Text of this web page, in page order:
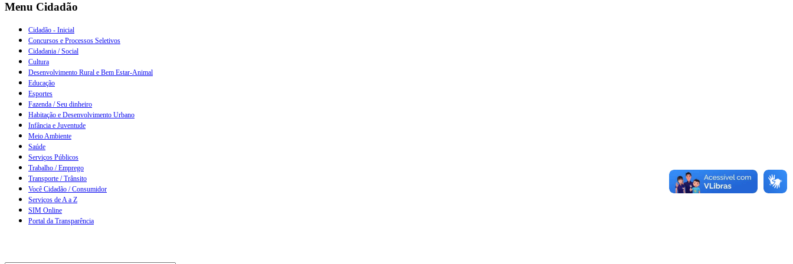
Menu Cidadão
Cidadão - Inicial
Concursos e Processos Seletivos
Cidadania / Social
Cultura
Desenvolvimento Rural e Bem Estar-Animal
Educação
Esportes
Fazenda / Seu dinheiro
Habitação e Desenvolvimento Urbano
Infância e Juventude
Meio Ambiente
Saúde
Serviços Públicos
Trabalho / Emprego
Transporte / Trânsito
Você Cidadão / Consumidor
Serviços de A a Z
SIM Online
Portal da Transparência